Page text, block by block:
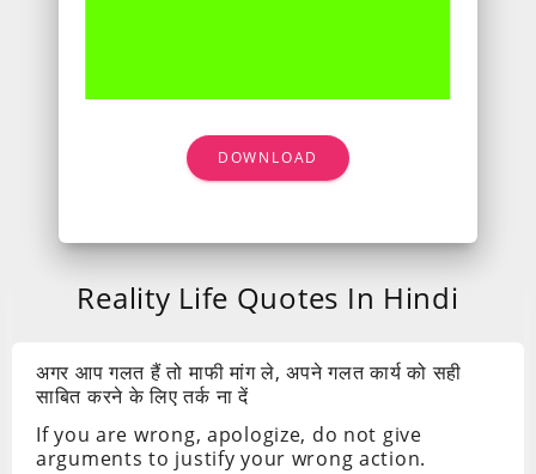
DOWNLOAD
Reality Life Quotes In Hindi
अगर आप गलत हैं तो माफी मांग ले, अपने गलत कार्य को सही
साबित करने के लिए तर्क ना दें
If you are wrong, apologize, do not give
arguments to justify your wrong action.